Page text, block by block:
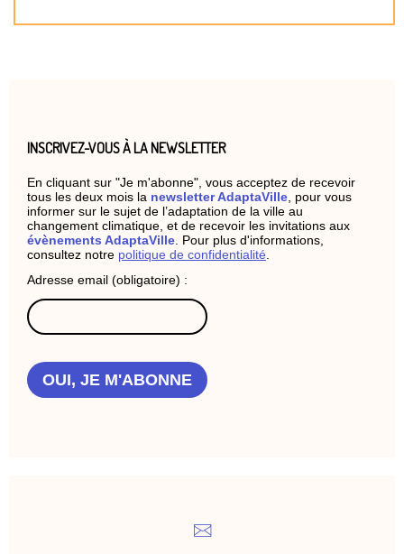
INSCRIVEZ-VOUS À LA NEWSLETTER
En cliquant sur "Je m'abonne", vous acceptez de recevoir
tous les deux mois la newsletter AdaptaVille , pour vous
informer sur le sujet de l’adaptation de la ville au
changement climatique, et de recevoir les invitations aux
évènements AdaptaVille . Pour plus d'informations,
consultez notre politique de confidentialité
Adresse email (obligatoire) :
OUI, JE M'ABONNE